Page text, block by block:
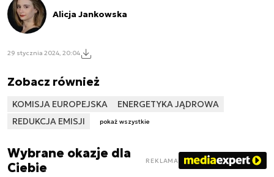
Alicja Jankowska
29 stycznia 2024, 20:04
Zobacz również
KOMISJA EUROPEJSKA
ENERGETYKA JĄDROWA
REDUKCJA EMISJI
pokaż wszystkie
Wybrane okazje dla
Ciebie
REKLAMA